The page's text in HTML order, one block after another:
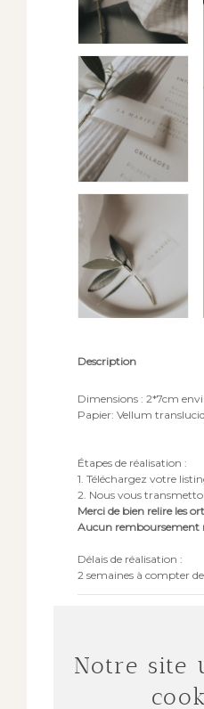
Description
Dimensions : 2*7cm
Papier: Vellum
Étapes de réalisation :
1. Téléchargez votre
2. Nous vous
Merci de bien relire les
Aucun remboursement
Délais de réalisation :
2 semaines à compter
Expédition & Retour
Notre site